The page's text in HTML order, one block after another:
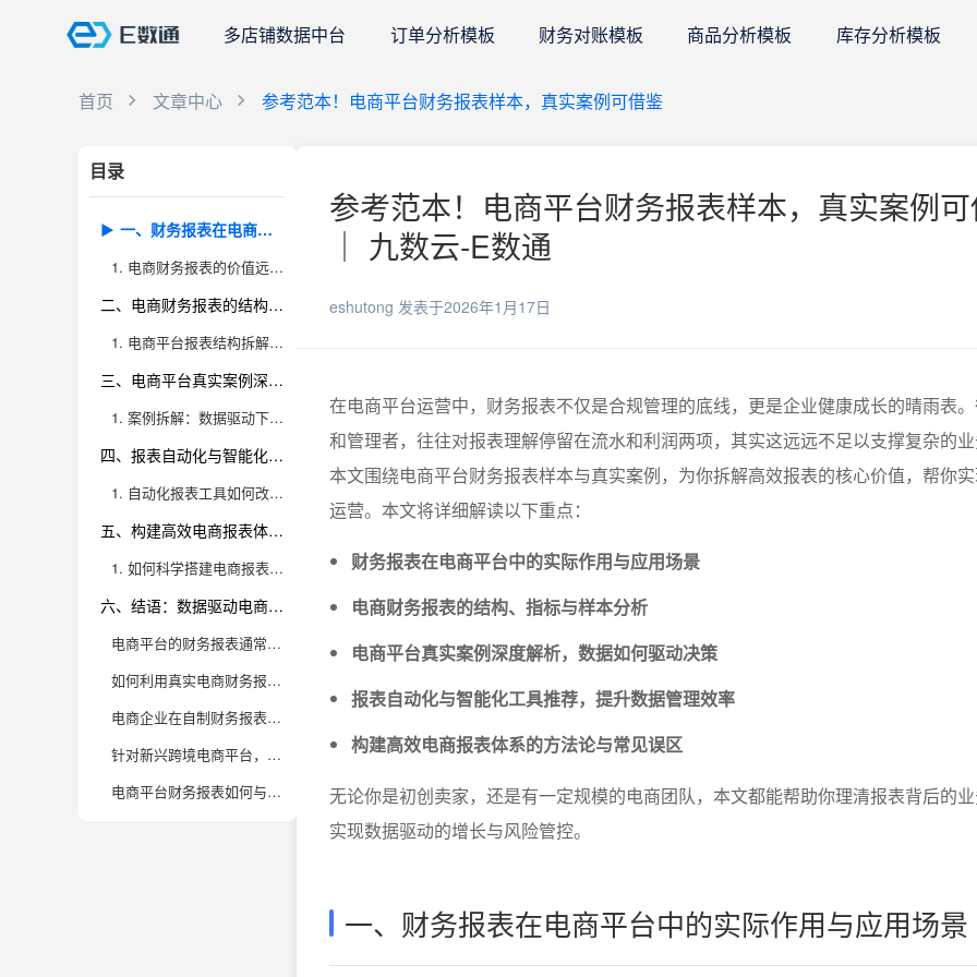
多店铺数据中台 订单分析模板 财务对账模板 商品分析模板 库存分析模板
首页 文章中心 参考范本！电商平台财务报表样本，真实案例可借鉴
目录
一、财务报表在电商平台中的实际作用与应用场景
1. 电商财务报表的价值远超合规，是真正的数据决策工具
二、电商财务报表的结构、指标与样本分析
1. 电商平台报表结构拆解：从基础到进阶，核心指标全覆盖
三、电商平台真实案例深度解析，数据如何驱动决策
1. 案例拆解：数据驱动下的精细化运营与风险管控
四、报表自动化与智能化工具推荐，提升数据管理效率
1. 自动化报表工具如何改变电商数据管理的游戏规则
五、构建高效电商报表体系的方法论与常见误区
1. 如何科学搭建电商报表体系，避免常见数据陷阱
六、结语：数据驱动电商成长，九数云BI助力高效管理
电商平台的财务报表通常包括哪些核心指标？每个指标背后有哪些值得关注的业务洞察？
如何利用真实电商财务报表案例，辅助企业进行经营分析和决策？
电商企业在自制财务报表时容易忽视哪些关键细节？如何避免常见误区？
针对新兴跨境电商平台，财务报表有哪些特殊点？企业如何利用这些数据优化全球业务？
电商平台财务报表如何与运营数据结合，帮助企业发现新的增长机会？
参考范本！电商平台财务报表样本，真实案例
｜ 九数云-E数通
eshutong 发表于2026年1月17日
在电商平台运营中，财务报表不仅是合规管理的底线，更是企业健康成长的晴雨表
和管理者，往往对报表理解停留在流水和利润两项，其实这远远不足以支撑复杂的
本文围绕电商平台财务报表样本与真实案例，为你拆解高效报表的核心价值，帮你
运营。本文将详细解读以下重点：
财务报表在电商平台中的实际作用与应用场景
电商财务报表的结构、指标与样本分析
电商平台真实案例深度解析，数据如何驱动决策
报表自动化与智能化工具推荐，提升数据管理效率
构建高效电商报表体系的方法论与常见误区
无论你是初创卖家，还是有一定规模的电商团队，本文都能帮助你理清报表背后的
实现数据驱动的增长与风险管控。
一、财务报表在电商平台中的实际作用与应用场景